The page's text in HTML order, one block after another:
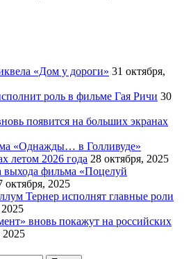
«Дом у дороги» 31 октября,
роль в фильме Гая Ричи 30
появится на больших экранах
«Однажды… в Голливуде»
летом 2026 года 28 октября, 2025
выхода фильма «Поцелуй
октября, 2025
Тернер исполнят главные роли
вновь покажут на российских
2025